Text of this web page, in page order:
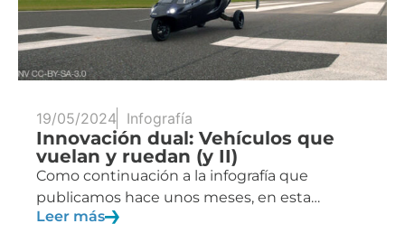
19/05/2024 Infografía
Innovación dual: Vehículos que
vuelan y ruedan (y II)
Como continuación a la infografía que
publicamos hace unos meses, en esta…
Leer más